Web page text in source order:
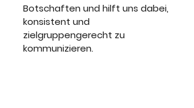
Botschaften und hilft uns dabei,
konsistent und
zielgruppengerecht zu
kommunizieren.